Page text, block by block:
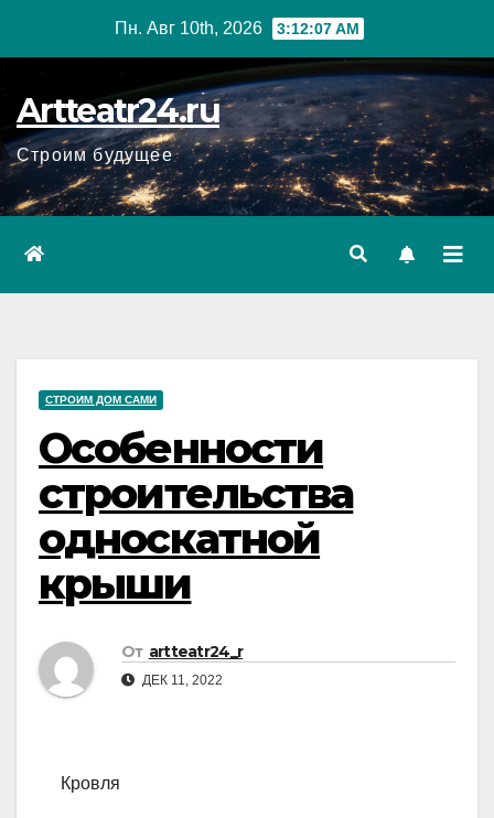
Пн. Авг 10th, 2026 3:12:09 AM
Artteatr24.ru
Строим будущее
СТРОИМ ДОМ САМИ
Особенности
строительства
односкатной
крыши
От artteatr24_r
ДЕК 11, 2022
Кровля